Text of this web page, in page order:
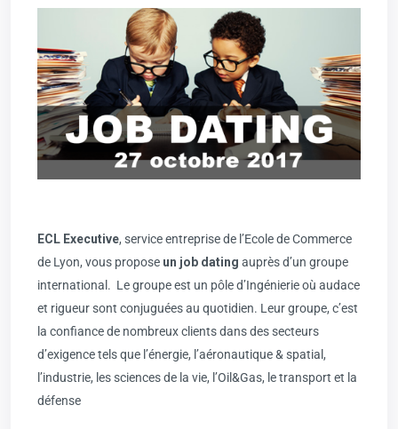
ECL Executive, service entreprise de l’Ecole de Commerce
de Lyon, vous propose un job dating auprès d’un groupe
international. Le groupe est un pôle d’Ingénierie où audace
et rigueur sont conjuguées au quotidien. Leur groupe, c’est
la confiance de nombreux clients dans des secteurs
d’exigence tels que l’énergie, l’aéronautique & spatial,
l’industrie, les sciences de la vie, l’Oil&Gas, le transport et la
défense